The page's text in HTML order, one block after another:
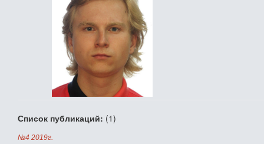
Список публикаций: (1)
№4 2019г.